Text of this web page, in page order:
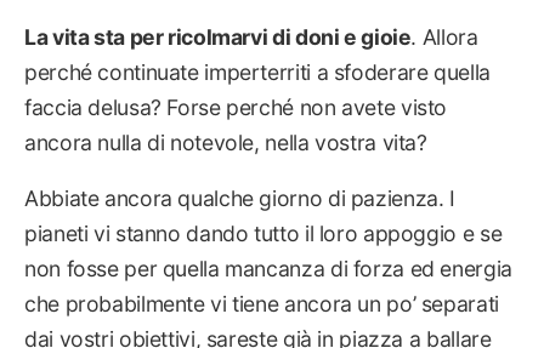
La vita sta per ricolmarvi di doni e gioie. Allora
perché continuate imperterriti a sfoderare quella
faccia delusa? Forse perché non avete visto
ancora nulla di notevole, nella vostra vita?
Abbiate ancora qualche giorno di pazienza. I
pianeti vi stanno dando tutto il loro appoggio e se
non fosse per quella mancanza di forza ed energia
che probabilmente vi tiene ancora un po’ separati
dai vostri obiettivi, sareste già in piazza a ballare